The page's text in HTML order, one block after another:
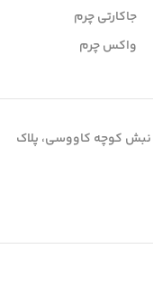
جاکارتی چرم
واکس چرم
نبش کوچه کاووسی، پلاک